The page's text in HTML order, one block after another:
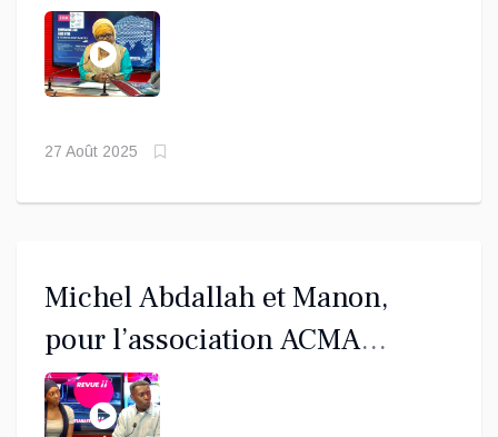
27 Août 2025
Michel Abdallah et Manon,
pour l’association ACMA
d’Alençon.